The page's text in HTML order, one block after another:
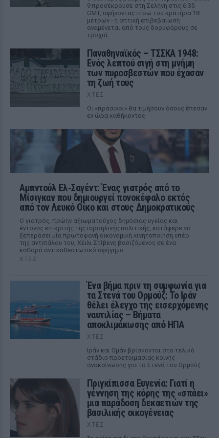
9 προσέκρουσε στη Σελήνη στις 6:35
GMT, αφήνοντας πίσω του κρατήρα 18
μέτρων - η οπτική επιβεβαίωση
αναμένεται από τους δορυφόρους σε
τροχιά
Παναθηναϊκός – ΤΣΣΚΑ 1948:
Ενός λεπτού σιγή στη μνήμη
των πυροσβεστών που έχασαν
τη ζωή τους
ΧΤΕΣ
Οι «πράσινοι« θα τιμήσουν όσους έπεσαν
εν ώρα καθήκοντος
Αμπντούλ Ελ‑Σαγέντ: Ένας γιατρός από το
Μίσιγκαν που δημιουργεί πονοκέφαλο εκτός
από τον Λευκό Οίκο και στους Δημοκρατικούς
Ο γιατρός, πρώην αξιωματούχος δημόσιας υγείας και
έντονος επικριτής της ισραηλινής πολιτικής, κατάφερε να
ξεπεράσει μία πρωτοφανή οικονομική κινητοποίηση υπέρ
της αντιπάλου του, Χέιλι Στίβενς βασιζόμενος σε ένα
καθαρά αντικαθεστωτικό αφήγημα
ΧΤΕΣ
Ένα βήμα πριν τη συμφωνία για
τα Στενά του Ορμούζ: Το Ιράν
θέλει έλεγχο της εισερχόμενης
ναυτιλίας – Βήματα
αποκλιμάκωσης από ΗΠΑ
ΧΤΕΣ
Ιράν και Ομάν βρίσκονται στο τελικό
στάδιο προετοιμασίας κοινής
ανακοίνωσης για τα Στενά του Ορμούζ
Πριγκίπισσα Ευγενία: Γιατί η
γέννηση της κόρης της «σπάει»
μια παράδοση δεκαετιών της
βασιλικής οικογένειας
ΧΤΕΣ